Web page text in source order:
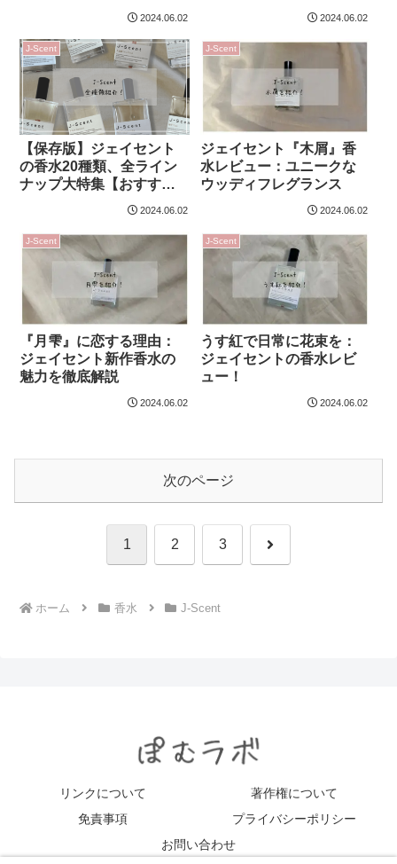
2024.06.02 2024.06.02
J-Scent
【保存版】ジェイセント
の香水20種類、全ライン
ナップ大特集【おすす
2024.06.02
J-Scent
ジェイセント『木屑』香
水レビュー：ユニークな
ウッディフレグランス
2024.06.02
J-Scent
『月雫』に恋する理由：
ジェイセント新作香水の
魅力を徹底解説
2024.06.02
J-Scent
うす紅で日常に花束を：
ジェイセントの香水レビ
ュー！
2024.06.02
次のページ
1 2 3 次
ホーム 香水 J-Scent
リンクについて
著作権について
免責事項
プライバシーポリシー
お問い合わせ